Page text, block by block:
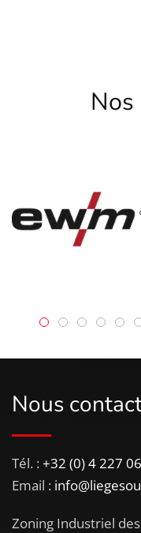
Nous
Tél. :+32 (0) 4 227
Email :
Zoning Industriel